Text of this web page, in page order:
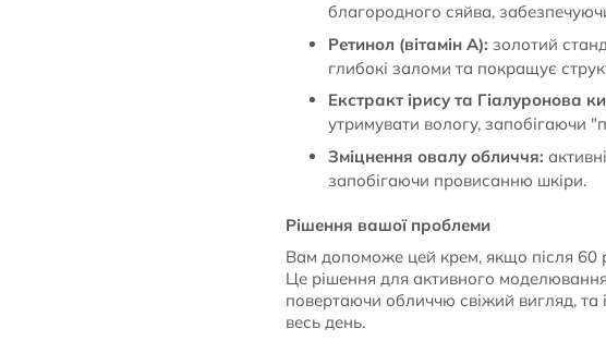
благородного сяйва,
Ретинол (вітамін А): золотий
глибокі заломи та покращує
Екстракт ірису та Гіалуронова
утримувати вологу, запобігаючи
Зміцнення овалу обличчя:
запобігаючи провисанню шкіри.
Рішення вашої проблеми
Вам допоможе цей крем, якщо після 60
Це рішення для активного
повертаючи обличчю свіжий вигляд, та
весь день.